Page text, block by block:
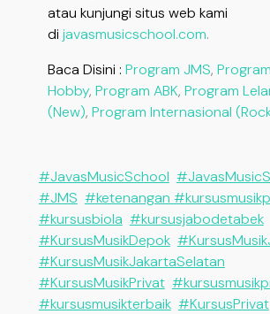
atau kunjungi situs web kami
di javasmusicschool.com.
Baca Disini : Program JMS, Program
Hobby, Program ABK, Program
(New), Program Internasional
#JavasMusicSchool
#JMS #ketenangan
#kursusbiola #kursusjabodetabek
#KursusMusikDepok
#KursusMusikJakartaSelatan
#KursusMusikPrivat
#kursusmusikterbaik #KursusPrivat